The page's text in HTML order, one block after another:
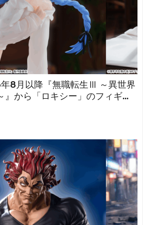
8月以降『無職転生Ⅲ ～異世界
』から「ロキシー」のフィギュ